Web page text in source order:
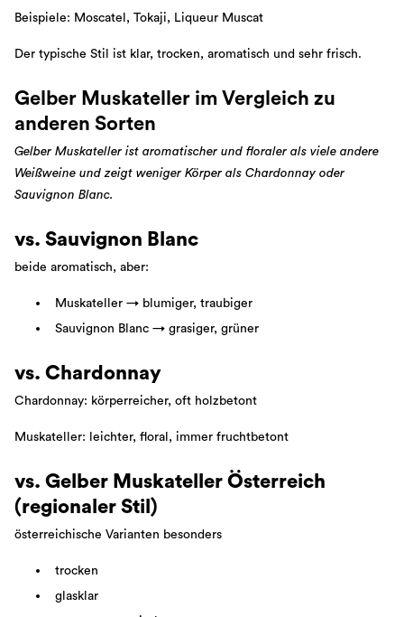
Beispiele: Moscatel, Tokaji, Liqueur Muscat
Der typische Stil ist klar, trocken, aromatisch und sehr frisch.
Gelber Muskateller im Vergleich zu
anderen Sorten
Gelber Muskateller ist aromatischer und floraler als viele andere
Weißweine und zeigt weniger Körper als Chardonnay oder
Sauvignon Blanc.
vs. Sauvignon Blanc
beide aromatisch, aber:
Muskateller → blumiger, traubiger
Sauvignon Blanc → grasiger, grüner
vs. Chardonnay
Chardonnay: körperreicher, oft holzbetont
Muskateller: leichter, floral, immer fruchtbetont
vs. Gelber Muskateller Österreich
(regionaler Stil)
österreichische Varianten besonders
trocken
glasklar